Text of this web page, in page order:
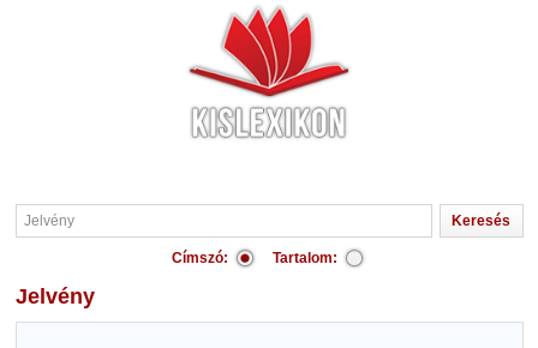
Címszó: Tartalom:
Jelvény